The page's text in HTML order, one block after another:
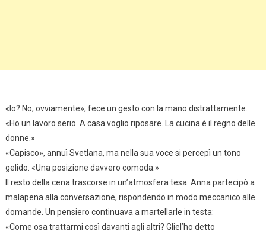
«Io? No, ovviamente», fece un gesto con la mano distrattamente.
«Ho un lavoro serio. A casa voglio riposare. La cucina è il regno delle
donne.»
«Capisco», annuì Svetlana, ma nella sua voce si percepì un tono
gelido. «Una posizione davvero comoda.»
Il resto della cena trascorse in un’atmosfera tesa. Anna partecipò a
malapena alla conversazione, rispondendo in modo meccanico alle
domande. Un pensiero continuava a martellarle in testa:
«Come osa trattarmi così davanti agli altri? Gliel’ho detto